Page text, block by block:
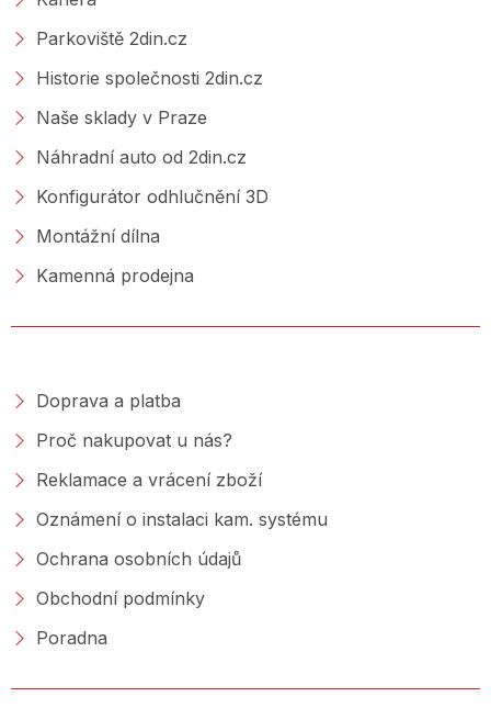
Parkoviště 2din.cz
Historie společnosti 2din.cz
Naše sklady v Praze
Náhradní auto od 2din.cz
Konfigurátor odhlučnění 3D
Montážní dílna
Kamenná prodejna
Doprava a platba
Proč nakupovat u nás?
Reklamace a vrácení zboží
Oznámení o instalaci kam. systému
Ochrana osobních údajů
Obchodní podmínky
Poradna